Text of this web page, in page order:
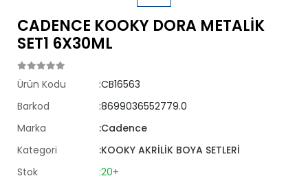
CADENCE KOOKY DORA METALİK
SET1 6X30ML
Ürün Kodu
:CB16563
Barkod
:8699036552779.0
Marka
:Cadence
Kategori
:KOOKY AKRİLİK BOYA SETLERİ
Stok
:20+